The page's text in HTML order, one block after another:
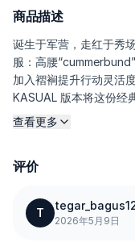
商品描述
诞生于军营，走红于秀
服：高腰
加入褶裥提升行动灵活
KASUAL 版本将这份经
darts，以及 97%
---------
查看更多
评价
T
2026年5月9日